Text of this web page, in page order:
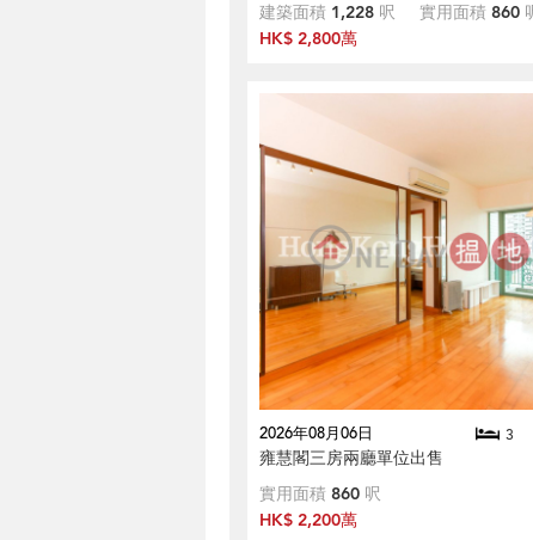
建築面積 1,228 呎 實用面積 860
HK$ 2,800萬
2026年08月06日 3
雍慧閣三房兩廳單位出售
實用面積 860 呎
HK$ 2,200萬